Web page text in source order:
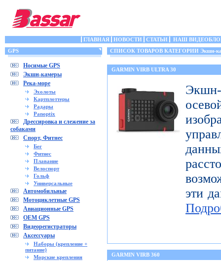
ГЛАВНАЯ НОВОСТИ СТАТЬИ
НАШ
GPS
Носимые GPS
Экшн-камеры
Река-море
Эхолоты
Картплоттеры
Радары
Panoptix
Дрессировка и слежение за
собаками
Спорт, Фитнес
Бег
Фитнес
Плавание
Велоспорт
Гольф
Универсальные
Автомобильные
Мотоциклетные GPS
Авиационные GPS
OEM GPS
Видеорегистраторы
Аксессуары
Наборы (крепление +
питание)
Морские крепления
СПИСОК ТОВАРОВ КАТЕГОРИИ Экшн-
GARMIN VIRB ULTRA 30
эти
GARMIN VIRB 360